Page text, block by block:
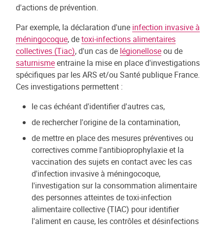
d'actions de prévention.
Par exemple, la déclaration d'une infection invasive à
méningocoque, detoxi-infections alimentaires
collectives (Tiac), d'un cas de légionelloseou de
saturnismeentraine la mise en place d'investigations
spécifiques par les ARS et/ou Santé publique France.
Ces investigations permettent :
le cas échéant d'identifier d'autres cas,
de rechercher l'origine de la contamination,
de mettre en place des mesures préventives ou
correctives comme l'antibioprophylaxie et la
vaccination des sujets en contact avec les cas
d'infection invasive à méningocoque,
l'investigation sur la consommation alimentaire
des personnes atteintes de toxi-infection
alimentaire collective (TIAC) pour identifier
l'aliment en cause, les contrôles et désinfections